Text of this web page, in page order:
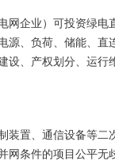
网企业）可投资绿
源、负荷、储能、
设、产权划分、运
装置、通信设备等
网条件的项目公平